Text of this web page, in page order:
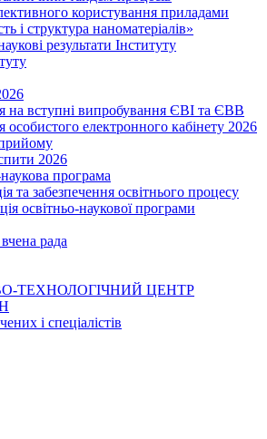
користування приладами
і структура наноматеріалів»
результати Інституту
на вступні випробування ЄВІ та ЄВВ
особистого електронного кабінету 2026
2026
програма
та забезпечення освітнього процесу
освітньо-наукової програми
рада
ТЕХНОЛОГІЧНИЙ ЦЕНТР
і спеціалістів